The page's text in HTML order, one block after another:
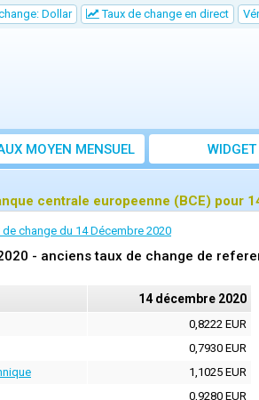
Dollar Taux de change en direct
MOYEN MENSUEL WIDGET
centrale europeenne (BCE) pour
de change du 14 Décembre 2020
- anciens taux de change de
14 décembre 2020
0,8222 EUR
0,7930 EUR
1,1025 EUR
0,9280 EUR